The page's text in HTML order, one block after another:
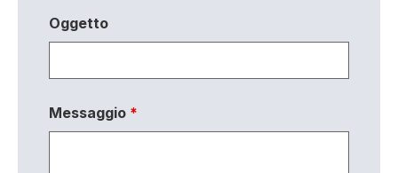
Oggetto
Messaggio *